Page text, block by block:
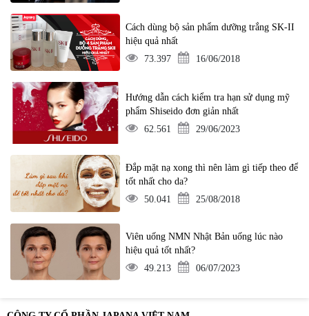
Cách dùng bộ sản phẩm dưỡng trắng SK-II
hiệu quả nhất
73.397
16/06/2018
Hướng dẫn cách kiểm tra hạn sử dụng mỹ
phẩm Shiseido đơn giản nhất
62.561
29/06/2023
Đắp mặt nạ xong thì nên làm gì tiếp theo để
tốt nhất cho da?
50.041
25/08/2018
Viên uống NMN Nhật Bản uống lúc nào
hiệu quả tốt nhất?
49.213
06/07/2023